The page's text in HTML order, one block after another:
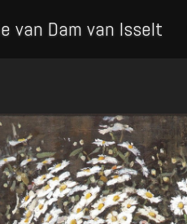
van Dam van Isselt